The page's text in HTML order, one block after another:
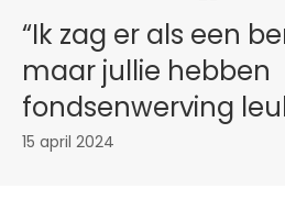
“Ik zag er als een
maar jullie hebben
fondsenwerving
15 april 2024